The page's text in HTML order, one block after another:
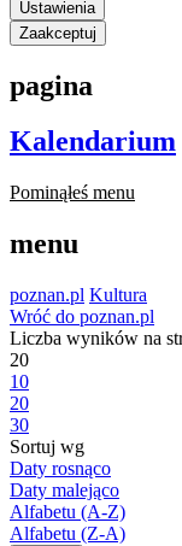
Ustawienia
Zaakceptuj
pagina
Kalendarium
Pominąłeś menu
menu
poznan.pl Kultura
Wróć do poznan.pl
Liczba wyników na
20
10
20
30
Sortuj wg
Daty rosnąco
Daty malejąco
Alfabetu (A-Z)
Alfabetu (Z-A)